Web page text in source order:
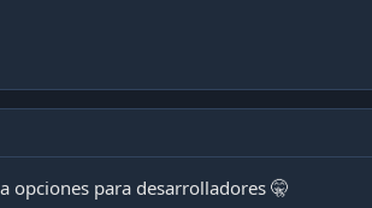
opciones para desarrolladores 🤫